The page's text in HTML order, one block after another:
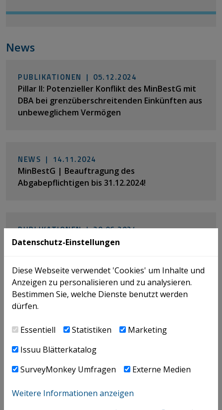
News
PUBLIKATIONEN | 05.12.2024
Pillar II: Potenzieller Konflikt des MinBestG mit
DBA bei grenzüberschreitenden Einkünften aus
unbeweglichem Vermögen
NEWS | 14.11.2024
MinBestG | Beauftragung des
Abgabepflichtigen bis 31.12.2024!
PUBLIKATIONEN |20.06.2024
Caribbean Tax Law Journal #6.2024
Spezial- und Kollegenberatung
by ICON
Our expertise – your value!
Sie sind mit Mindeststeuerthemen bereits vertraut,
brauchen aber einen Ansprechpartner für
Spezialfragen oder Sonderthemen? Unsere Experten
Individualisierte Inhouse-Schulungen
Datenschutz-Einstellungen
Diese Webseite verwendet 'Cookies' um Inhalte und
Anzeigen zu personalisieren und zu analysieren.
Bestimmen Sie, welche Dienste benutzt werden
dürfen.
Essentiell Statistiken
Marketing
Issuu Blätterkatalog
SurveyMonkey Umfragen
Externe Medien
Weitere Informationen anzeigen